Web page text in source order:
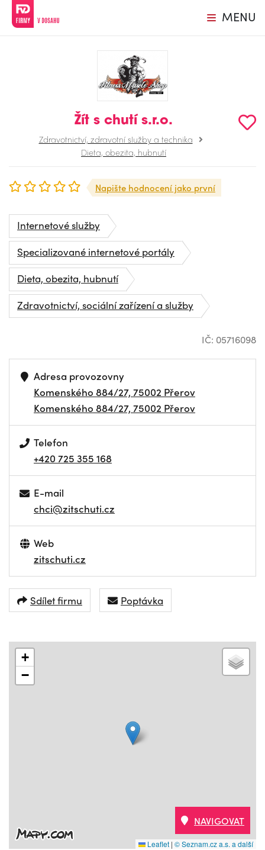
MENU
Žít s chutí s.r.o.
Zdravotnictví, zdravotní služby a technika
Dieta, obezita, hubnutí
Napište hodnocení jako první
Internetové služby
Specializované internetové portály
Dieta, obezita, hubnutí
Zdravotnictví, sociální zařízení a služby
IČ: 05716098
Adresa provozovny
Komenského 884/27, 75002 Přerov
Komenského 884/27, 75002 Přerov
Telefon
+420 725 355 168
E-mail
chci@zitschuti.cz
Web
zitschuti.cz
Sdílet firmu Poptávka
+
−
Leaflet | © Seznam.cz a.s. a další
NAVIGOVAT